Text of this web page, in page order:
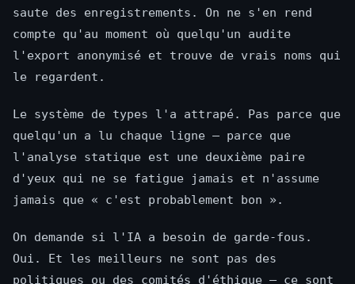
saute des enregistrements. On ne s'en rend
compte qu'au moment où quelqu'un audite
l'export anonymisé et trouve de vrais noms qui
le regardent.
Le système de types l'a attrapé. Pas parce que
quelqu'un a lu chaque ligne — parce que
l'analyse statique est une deuxième paire
d'yeux qui ne se fatigue jamais et n'assume
jamais que « c'est probablement bon ».
On demande si l'IA a besoin de garde-fous.
Oui. Et les meilleurs ne sont pas des
politiques ou des comités d'éthique — ce sont